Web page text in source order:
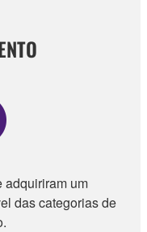
adquiriram um
das categorias de